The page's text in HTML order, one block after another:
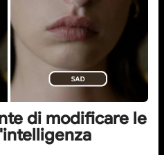
di modificare le